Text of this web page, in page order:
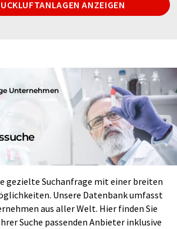
ANZEIGEN
Unternehmen
gezielte Suchanfrage mit einer breiten
Unsere Datenbank umfasst
aus aller Welt. Hier finden Sie
Suche passenden Anbieter inklusive